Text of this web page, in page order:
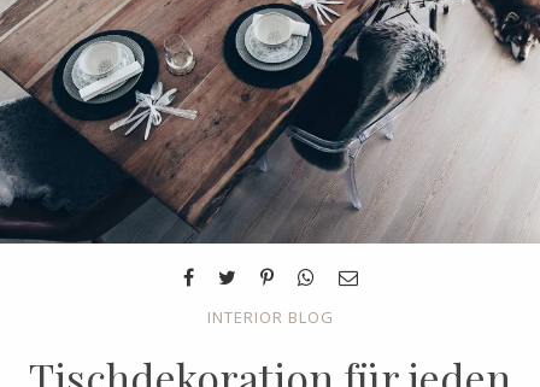
INTERIOR BLOG